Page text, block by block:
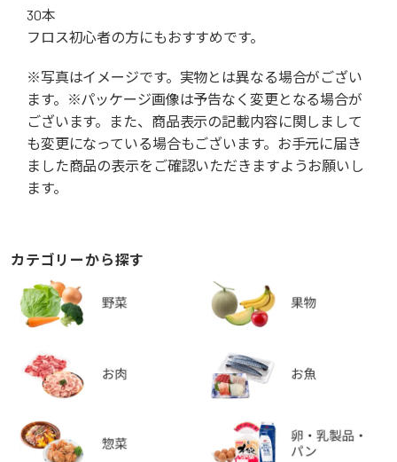
30本
フロス初心者の方にもおすすめです。
※写真はイメージです。実物とは異なる場合がござい
ます。※パッケージ画像は予告なく変更となる場合が
ございます。また、商品表示の記載内容に関しまして
も変更になっている場合もございます。お手元に届き
ました商品の表示をご確認いただきますようお願いし
ます。
カテゴリーから探す